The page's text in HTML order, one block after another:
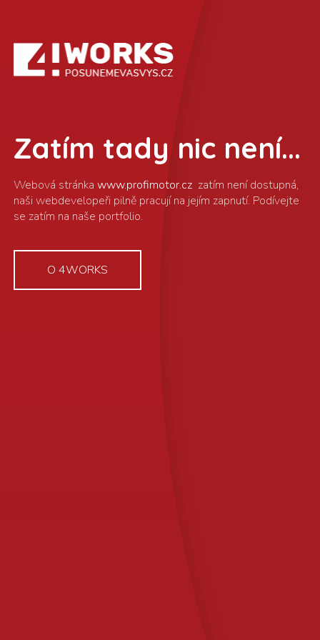
Zatím tady nic není...
www.profimotor.cz
O 4WORKS